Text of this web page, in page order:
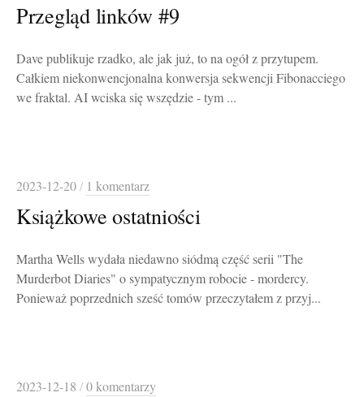
Przegląd linków #9
Dave publikuje rzadko, ale jak już, to na ogół z przytupem.
Całkiem niekonwencjonalna konwersja sekwencji Fibonacciego
we fraktal. AI wciska się wszędzie - tym ...
2023-12-20/ 1 komentarz
Książkowe ostatniości
Martha Wells wydała niedawno siódmą część serii "The
Murderbot Diaries" o sympatycznym robocie - mordercy.
Ponieważ poprzednich sześć tomów przeczytałem z przyj...
2023-12-18 /0 komentarzy